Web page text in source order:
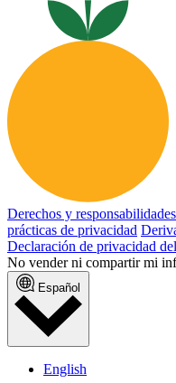
Derechos y
prácticas de privacidad
Declaración de privacidad
No vender ni compartir mi
Español
English